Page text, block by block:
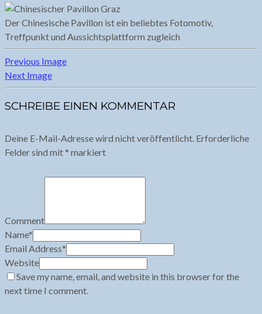
Der Chinesische Pavillon ist ein beliebtes Fotomotiv,
Treffpunkt und Aussichtsplattform zugleich
Previous Image
Next Image
SCHREIBE EINEN KOMMENTAR
Deine E-Mail-Adresse wird nicht veröffentlicht. Erforderliche
Felder sind mit* markiert
Comment
Name*
Email Address*
Website
Save my name, email, and website in this browser for the
next time I comment.